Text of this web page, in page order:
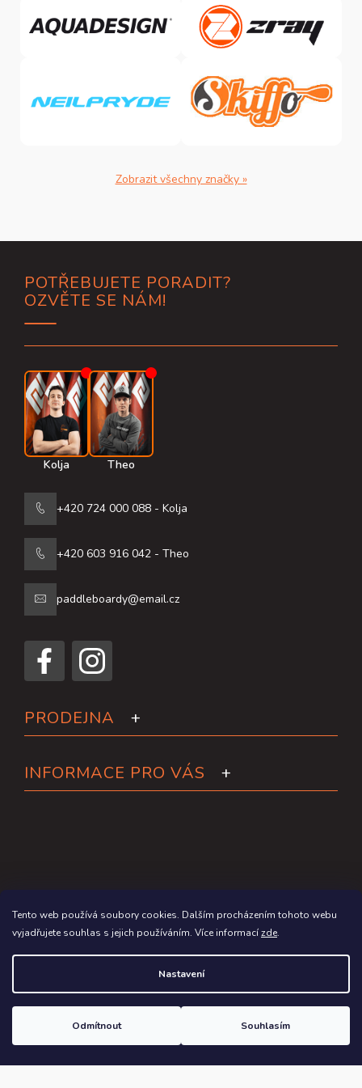
Tento web používá soubory cookies. Dalším procházením tohoto webu
vyjadřujete souhlas s jejich používáním. Více informacízde.
Nastavení
Odmítnout Souhlasím
Zobrazit všechny značky »
POTŘEBUJETE PORADIT?
OZVĚTE SE NÁM!
Kolja Theo
+420 724 000 088 - Kolja
+420 603 916 042 - Theo
paddleboardy@email.cz
PRODEJNA
INFORMACE PRO VÁS
Copyright 2026Paddleboardy.cz. Všechna práva vyhrazena.
Shoptetak.cz.